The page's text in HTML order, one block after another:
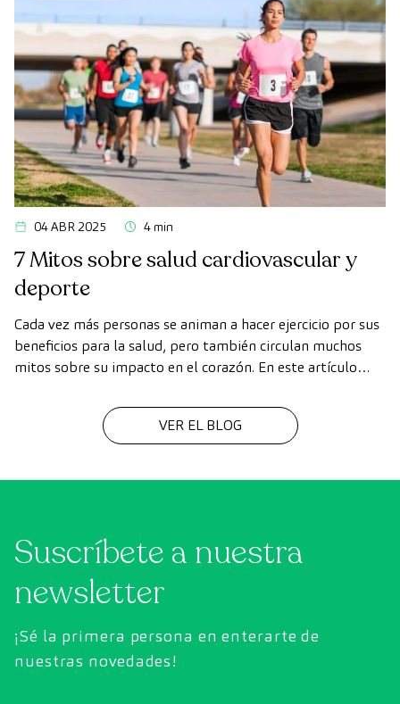
04 ABR 2025 4 min
7 Mitos sobre salud cardiovascular y
deporte
Cada vez más personas se animan a hacer ejercicio por sus
beneficios para la salud, pero también circulan muchos
mitos sobre su impacto en el corazón. En este artículo
practicar deporte de forma segura para cuidar la salud
cardiovascular.
VER EL BLOG
Suscríbete a nuestra
newsletter
¡Sé la primera persona en enterarte de
nuestras novedades!